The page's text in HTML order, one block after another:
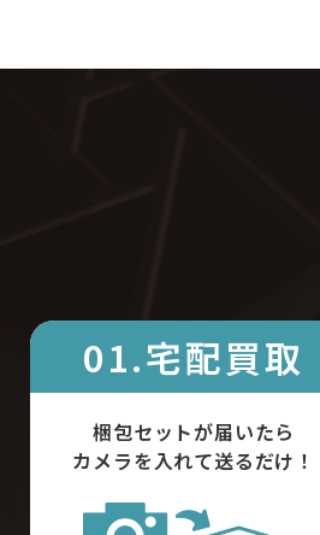
01.宅配買取
梱包セットが届いたら
カメラを入れて送るだけ！